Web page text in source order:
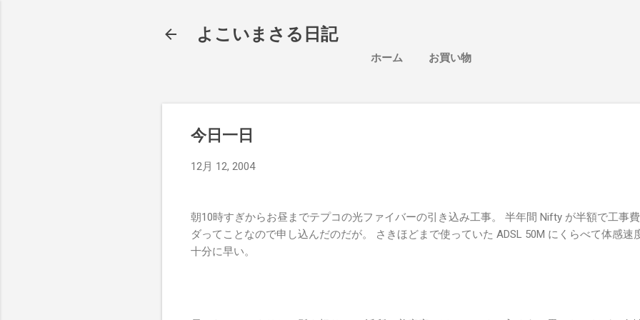
よこいまさる日記
ホーム お買い物
今日一日
12月 12, 2004
朝10時すぎからお昼までテプコの光ファイバーの引き込み工事。 半年間 Nifty が半額で工事
ダってことなので申し込んだのだが。 さきほどまで使っていた ADSL 50M にくらべて体感速
十分に早い。